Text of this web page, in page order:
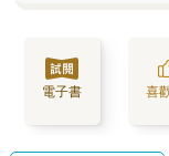
電子書 喜